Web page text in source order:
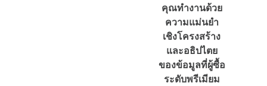
คุณทำงานด้วย
ความแม่นยำ
เชิงโครงสร้าง
และอธิปไตย
ของข้อมูลที่ผู้ซื้อ
ระดับพรีเมียม